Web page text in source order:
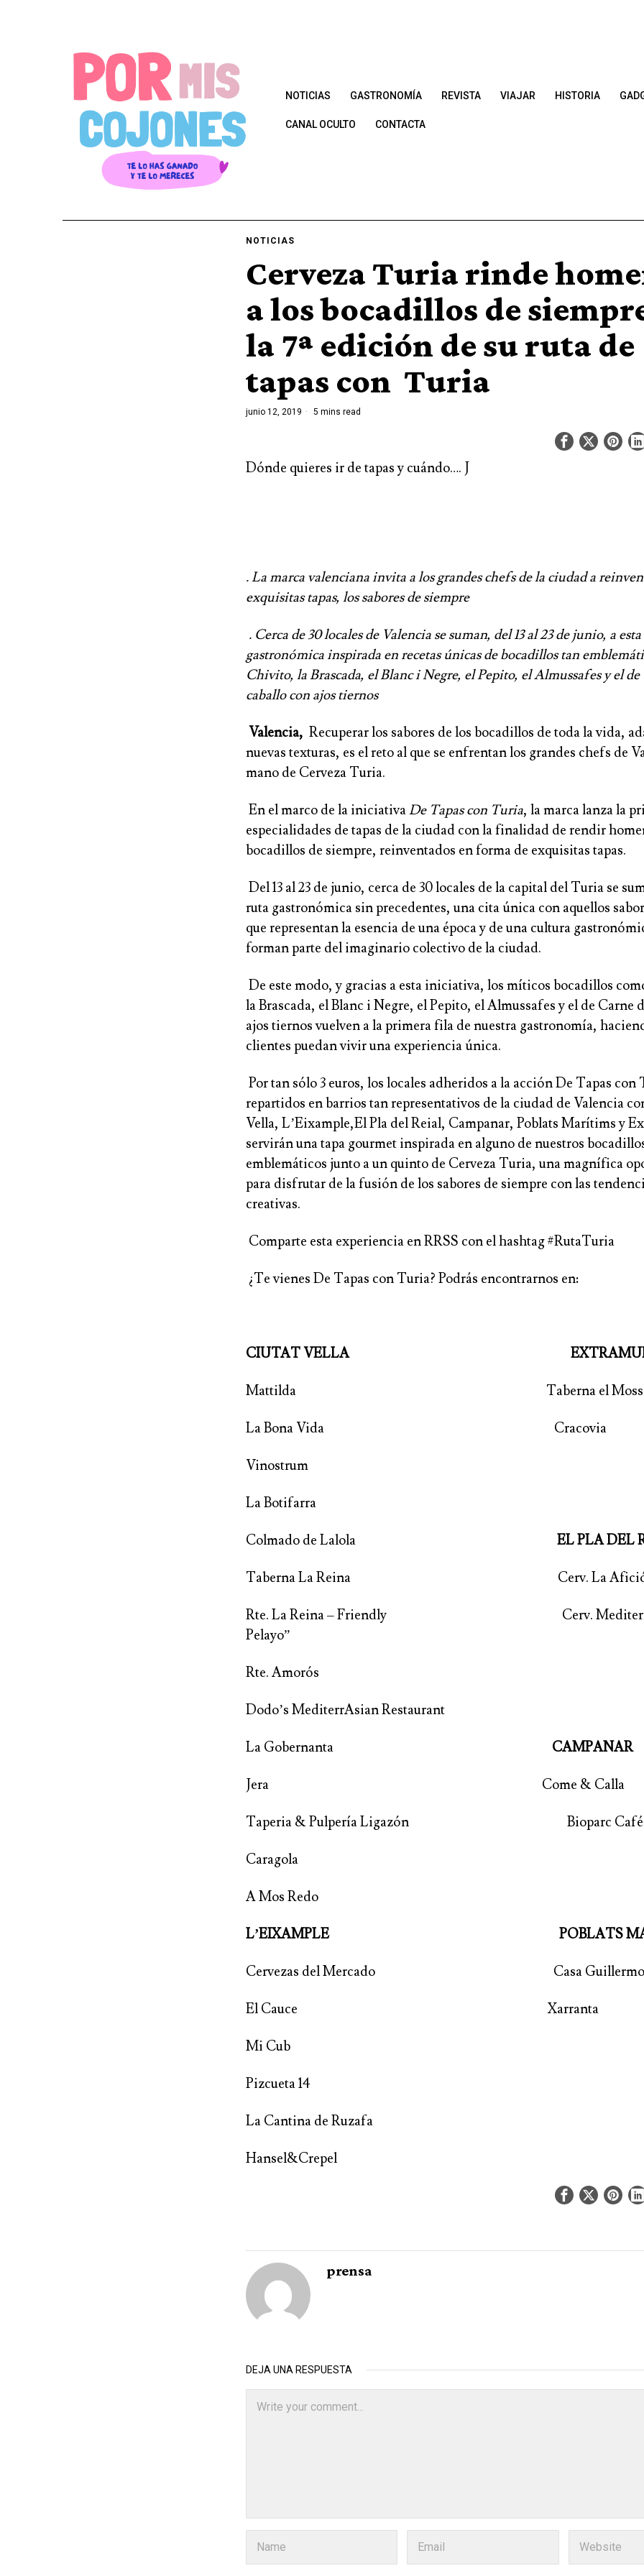
NOTICIAS GASTRONOMÍA REVISTA VIAJAR HISTORIA
CANAL OCULTO CONTACTA
NOTICIAS
Cerveza Turia rinde
a los bocadillos de
la 7ª edición de su ruta de
tapas con Turia
junio 12, 2019 5 mins read
Dónde quieres ir de tapas y cuándo…. J
. La marca valenciana invita a los grandes chefs de la ciudad a
exquisitas tapas, los sabores de siempre
. Cerca de 30 locales de Valencia se suman, del 13 al 23 de junio, a
gastronómica inspirada en recetas únicas de bocadillos tan
Chivito, la Brascada, el Blanc i Negre, el Pepito, el Almussafes y el de
caballo con ajos tiernos
Valencia, Recuperar los sabores de los bocadillos de toda la vida,
nuevas texturas, es el reto al que se enfrentan los grandes chefs de
mano de Cerveza Turia.
En el marco de la iniciativaDe Tapas con Turia, la marca lanza la
especialidades de tapas de la ciudad con la finalidad de rendir
bocadillos de siempre, reinventados en forma de exquisitas tapas.
Del 13 al 23 de junio, cerca de 30 locales de la capital del Turia se
ruta gastronómica sin precedentes, una cita única con aquellos
que representan la esencia de una época y de una cultura
forman parte del imaginario colectivo de la ciudad.
De este modo, y gracias a esta iniciativa, los míticos bocadillos
la Brascada, el Blanc i Negre, el Pepito, el Almussafes y el de Carne
ajos tiernos vuelven a la primera fila de nuestra gastronomía,
clientes puedan vivir una experiencia única.
Por tan sólo 3 euros, los locales adheridos a la acción De Tapas con
repartidos en barrios tan representativos de la ciudad de Valencia
Vella, L’Eixample,El Pla del Reial, Campanar, Poblats Marítims y
servirán una tapa gourmet inspirada en alguno de nuestros
emblemáticos junto a un quinto de Cerveza Turia, una magnífica
para disfrutar de la fusión de los sabores de siempre con las
creativas.
Comparte esta experiencia en RRSS con el hashtag #RutaTuria
¿Te vienes De Tapas con Turia? Podrás encontrarnos en:
CIUTAT VELLA
Mattilda Taberna el Moss
La Bona Vida Cracovia
Vinostrum
La Botifarra
Colmado de Lalola EL PLA DEL
Taberna La Reina Cerv. La
Rte. La Reina – Friendly Cerv.
Pelayo”
Rte. Amorós
Dodo’s MediterrAsian Restaurant
La Gobernanta CAMPANAR
Jera Come & Calla
Taperia & Pulpería Ligazón Bioparc Café
Caragola
A Mos Redo
L’EIXAMPLE POBLATS
Cervezas del Mercado Casa Guillermo
El Cauce Xarranta
Mi Cub
Pizcueta 14
La Cantina de Ruzafa
Hansel&Crepel
prensa
DEJA UNA RESPUESTA